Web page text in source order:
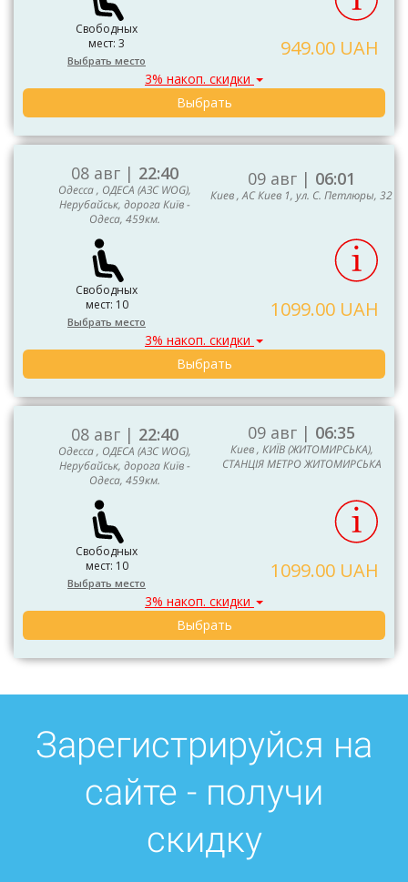
Свободных
мест: 3
Выбрать место
949.00 UAH
3% накоп. скидки
Выбрать
08 авг | 22:40
Одесса , ОДЕСА (АЗС WOG),
Нерубайськ, дорога Київ -
Одеса, 459км.
09 авг | 06:01
Киев , АС Киев 1, ул. С. Петлюры, 32
Свободных
мест: 10
Выбрать место
1099.00 UAH
3% накоп. скидки
Выбрать
08 авг | 22:40
Одесса , ОДЕСА (АЗС WOG),
Нерубайськ, дорога Київ -
Одеса, 459км.
09 авг | 06:35
Киев , КИЇВ (ЖИТОМИРСЬКА),
СТАНЦІЯ МЕТРО ЖИТОМИРСЬКА
Свободных
мест: 10
Выбрать место
1099.00 UAH
3% накоп. скидки
Выбрать
Зарегистрируйся на
сайте - получи
скидку